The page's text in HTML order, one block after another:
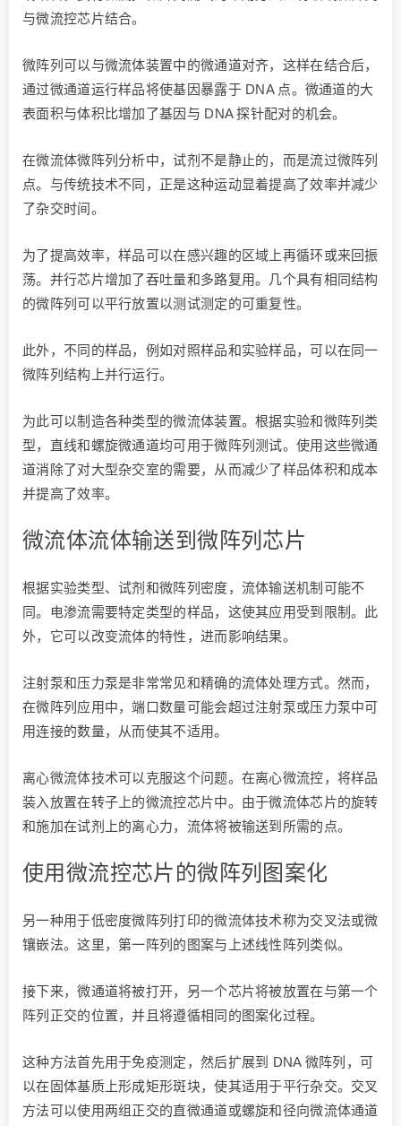
与微流控芯片结合。
微阵列可以与微流体装置中的微通道对齐，这样在结合后，
通过微通道运行样品将使基因暴露于 DNA 点。微通道的大
表面积与体积比增加了基因与 DNA 探针配对的机会。
在微流体微阵列分析中，试剂不是静止的，而是流过微阵列
点。与传统技术不同，正是这种运动显着提高了效率并减少
了杂交时间。
为了提高效率，样品可以在感兴趣的区域上再循环或来回振
荡。并行芯片增加了吞吐量和多路复用。几个具有相同结构
的微阵列可以平行放置以测试测定的可重复性。
此外，不同的样品，例如对照样品和实验样品，可以在同一
微阵列结构上并行运行。
为此可以制造各种类型的微流体装置。根据实验和微阵列类
型，直线和螺旋微通道均可用于微阵列测试。使用这些微通
道消除了对大型杂交室的需要，从而减少了样品体积和成本
并提高了效率。
微流体流体输送到微阵列芯片
根据实验类型、试剂和微阵列密度，流体输送机制可能不
同。电渗流需要特定类型的样品，这使其应用受到限制。此
外，它可以改变流体的特性，进而影响结果。
注射泵和压力泵是非常常见和精确的流体处理方式。然而，
在微阵列应用中，端口数量可能会超过注射泵或压力泵中可
用连接的数量，从而使其不适用。
离心微流体技术可以克服这个问题。在离心微流控，将样品
装入放置在转子上的微流控芯片中。由于微流体芯片的旋转
和施加在试剂上的离心力，流体将被输送到所需的点。
使用微流控芯片的微阵列图案化
另一种用于低密度微阵列打印的微流体技术称为交叉法或微
镶嵌法。这里，第一阵列的图案与上述线性阵列类似。
接下来，微通道将被打开，另一个芯片将被放置在与第一个
阵列正交的位置，并且将遵循相同的图案化过程。
这种方法首先用于免疫测定，然后扩展到 DNA 微阵列，可
以在固体基质上形成矩形斑块，使其适用于平行杂交。交叉
方法可以使用两组正交的直微通道或螺旋和径向微流体通道